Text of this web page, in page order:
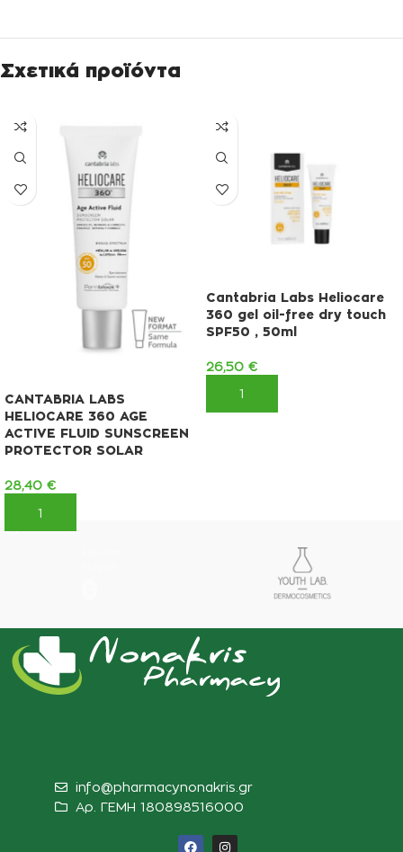
Σχετικά προϊόντα
CANTABRIA LABS
HELIOCARE 360 AGE
ACTIVE FLUID SUNSCREEN
PROTECTOR SOLAR
28,40 €
ΠΡΟΣΘΉΚΗ ΣΤΟ ΚΑΛΆΘΙ
Cantabria Labs Heliocare
360 gel oil-free dry touch
SPF50 , 50ml
26,50 €
ΠΡΟΣΘΉΚΗ ΣΤΟ ΚΑΛΆΘΙ
info@pharmacynonakris.gr
Αρ. ΓΕΜΗ 180898516000‬